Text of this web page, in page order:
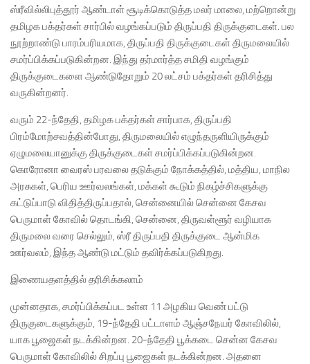
ஸ்ரீவில்லிபுத்தூர் ஆண்டாள் சூடிக்கொடுத்த மலர் மாலை, மற்றொன்று
தமிழக பக்தர்கள் சார்பில் வழங்கப்படும் திருப்பதி திருக்குடைகள். பல
நூற்றாண்டு பாரம்பரியமாக, திருப்பதி திருக்குடைகள் திருமலையில்
சமர்ப்பிக்கப்படுகின்றன. இந்து தர்மார்த்த சமிதி வழங்கும்
திருக்குடைகளை ஆண்டுதோறும் 20 லட்சம் பக்தர்கள் தரிசித்து
வருகின்றனர்.
வரும் 22-ந்தேதி, தமிழக பக்தர்கள் சார்பாக, திருப்பதி
பிரம்மோற்சவத்தின்போது, திருமலையில் எழுந்தருளியிருக்கும்
ஏழுமலையானுக்கு திருக்குடைகள் சமர்ப்பிக்கப்படுகின்றன.
கொரோனா வைரஸ் பரவலை தடுக்கும் நோக்கத்தில், மத்திய, மாநில
அரசுகள், பெரிய ஊர்வலங்கள், மக்கள் கூடும் நிகழ்ச்சிகளுக்கு
கட்டுப்பாடு விதித்திருப்பதால், சென்னையில் சென்னை கேசவ
பெருமாள் கோவில் தொடங்கி, சென்னை, திருவள்ளூர் வழியாக
திருமலை வரை செல்லும், ஸ்ரீ திருப்பதி திருக்குடை ஆன்மிக
ஊர்வலம், இந்த ஆண்டு மட்டும் தவிர்க்கப்படுகிறது.
இணையதளத்தில் தரிசிக்கலாம்
முன்னதாக, சமர்ப்பிக்கப்பட உள்ள 11 அழகிய வெண் பட்டு
திருகுடைகளுக்கும், 19-ந்தேதி பட்டாளம் ஆஞ்சநேயர் கோவிலில்,
யாக பூஜைகள் நடக்கின்றன. 20-ந்தேதி பூக்கடை சென்ன கேசவ
பெருமாள் கோவிலில் சிறப்பு பூஜைகள் நடக்கின்றன. அதனை